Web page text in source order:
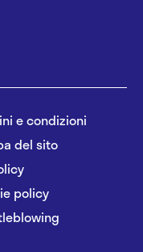
e condizioni
del sito
policy